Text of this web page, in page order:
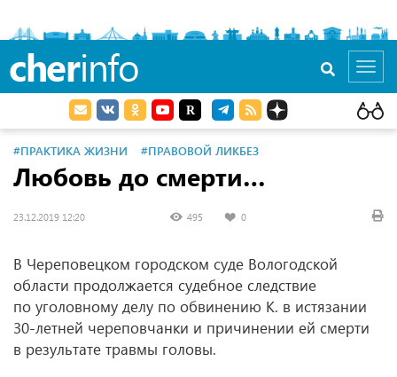
cherinfo
#ПРАКТИКА ЖИЗНИ #ПРАВОВОЙ ЛИКБЕЗ
Любовь до смерти…
23.12.2019 12:20 495 0
В Череповецком городском суде Вологодской
области продолжается судебное следствие
по уголовному делу по обвинению К. в истязании
30-летней череповчанки и причинении ей смерти
в результате травмы головы.